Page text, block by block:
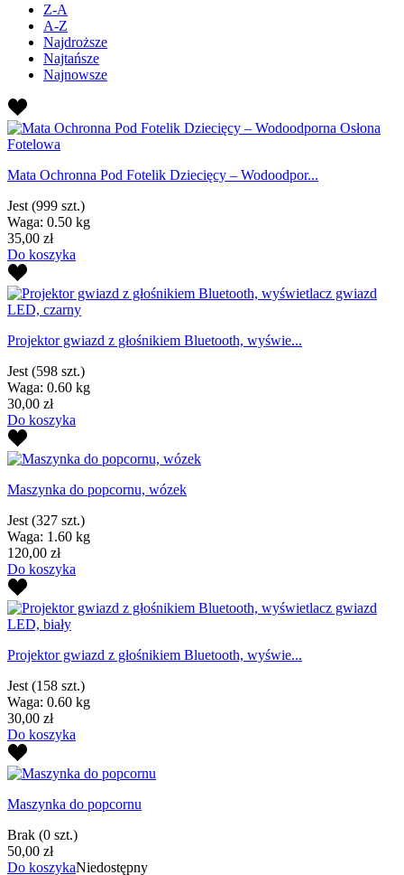
Z-A
A-Z
Najdroższe
Najtańsze
Najnowsze
Mata Ochronna Pod Fotelik Dziecięcy – Wodoodpor...
Jest (999 szt.)
Waga: 0.50 kg
35,00 zł
Do koszyka
Projektor gwiazd z głośnikiem Bluetooth, wyświe...
Jest (598 szt.)
Waga: 0.60 kg
30,00 zł
Do koszyka
Maszynka do popcornu, wózek
Jest (327 szt.)
Waga: 1.60 kg
120,00 zł
Do koszyka
Projektor gwiazd z głośnikiem Bluetooth, wyświe...
Jest (158 szt.)
Waga: 0.60 kg
30,00 zł
Do koszyka
Maszynka do popcornu
Brak (0 szt.)
50,00 zł
Do koszykaNiedostępny